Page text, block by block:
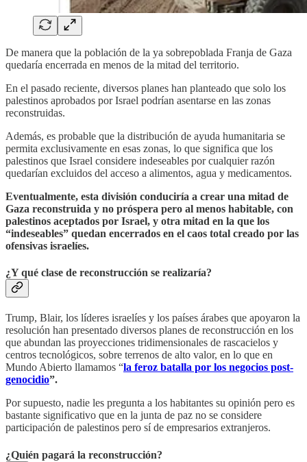
De manera que la población de la ya sobrepoblada Franja de Gaza
quedaría encerrada en menos de la mitad del territorio.
En el pasado reciente, diversos planes han planteado que solo los
palestinos aprobados por Israel podrían asentarse en las zonas
reconstruidas.
Además, es probable que la distribución de ayuda humanitaria se
permita exclusivamente en esas zonas, lo que significa que los
palestinos que Israel considere indeseables por cualquier razón
quedarían excluidos del acceso a alimentos, agua y medicamentos.
Eventualmente, esta división conduciría a crear una mitad de
Gaza reconstruida y no próspera pero al menos habitable, con
palestinos aceptados por Israel, y otra mitad en la que los
“indeseables” quedan encerrados en el caos total creado por las
ofensivas israelíes.
¿Y qué clase de reconstrucción se realizaría?
Trump, Blair, los líderes israelíes y los países árabes que apoyaron la
resolución han presentado diversos planes de reconstrucción en los
que abundan las proyecciones tridimensionales de rascacielos y
centros tecnológicos, sobre terrenos de alto valor, en lo que en
Mundo Abierto llamamos “la feroz batalla por los negocios post-
genocidio”.
Por supuesto, nadie les pregunta a los habitantes su opinión pero es
bastante significativo que en la junta de paz no se considere
participación de palestinos pero sí de empresarios extranjeros.
¿Quién pagará la reconstrucción?